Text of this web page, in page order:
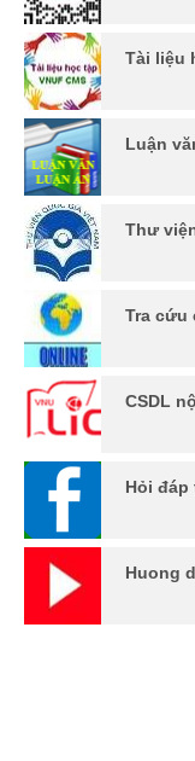
Tài liệu
Luận
Thư
Tra cứu
CSDL
Hỏi đáp
Huong